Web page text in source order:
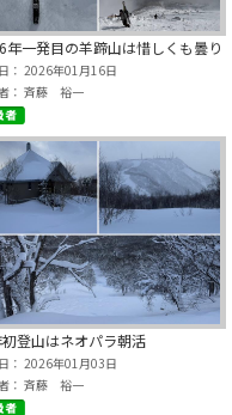
年一発目の羊蹄山は惜しくも曇り
： 2026年01月16日
： 斉藤 裕一
登山はネオパラ朝活
： 2026年01月03日
： 斉藤 裕一